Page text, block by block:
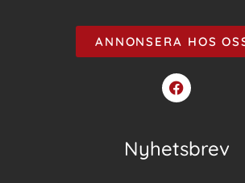
ANNONSERA HOS
Nyhetsbrev